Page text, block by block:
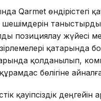
өндірістегі
позициялау жүйесі
қатарында
қолданылып,
бөлігіне
қауіпсіздік деңгейін